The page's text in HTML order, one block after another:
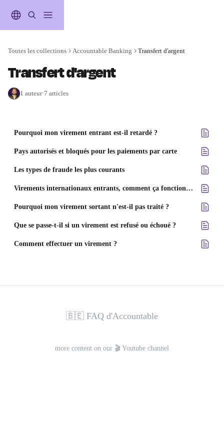
Toutes les collections Accountable Banking Transfert d'argent
Transfert d'argent
1 auteur·7 articles
Pourquoi mon virement entrant est-il retardé ?
Pays autorisés et bloqués pour les paiements par carte
Les types de fraude les plus courants
Virements internationaux entrants, comment ça fonctionne ?
Pourquoi mon virement sortant n'est-il pas traité ?
Que se passe-t-il si un virement est refusé ou échoué ?
Comment effectuer un virement ?
🇧🇪 FAQ d'Accountable
more content on our 🎬 Youtube channel